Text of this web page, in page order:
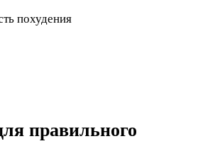
похудения
правильного